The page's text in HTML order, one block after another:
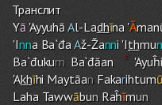
Транслит
Yā'AyyuhāAl-Ladhīna 'Ā
'Inna Ba`đaAž-Žanni 'Ithmun
Ba`đukum Ba`đāan
'Akhīhi MaytāanFakarihtum
LahaTawwābunRaĥīmun